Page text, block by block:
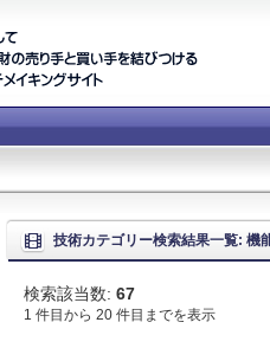
技術カテゴリー検索結果一覧: 機
検索該当数: 67
1 件目から 20 件目までを表示